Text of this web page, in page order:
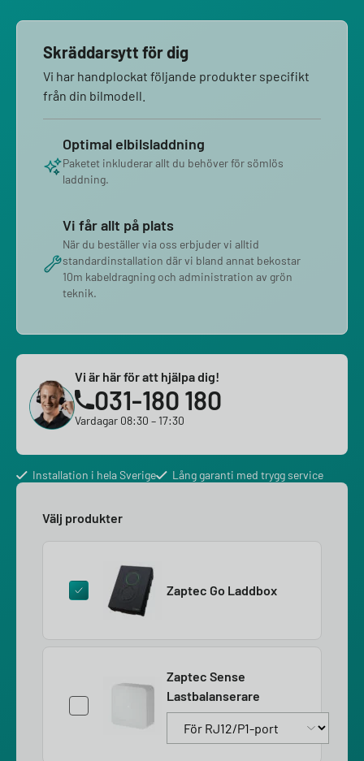
Skräddarsytt för dig
Vi har handplockat följande produkter specifikt
från din bilmodell.
Optimal elbilsladdning
Paketet inkluderar allt du behöver för sömlös
laddning.
Vi får allt på plats
När du beställer via oss erbjuder vi alltid
standardinstallation där vi bland annat bekostar
10m kabeldragning och administration av grön
teknik.
Vi är här för att hjälpa dig!
031-180 180
Vardagar 08:30 – 17:30
Installation i hela Sverige Lång garanti med trygg service
Välj produkter
Zaptec Go Laddbox
Zaptec Sense
Lastbalanserare